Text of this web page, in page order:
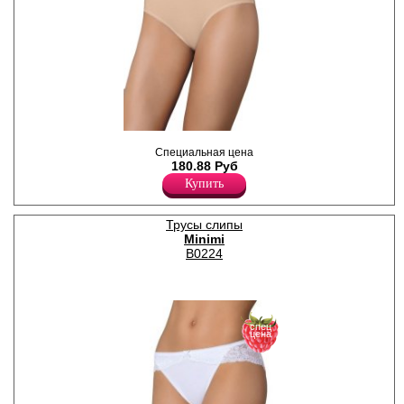
резинкой по поясу и по
ножке. В центре атласный
бантик.
Лайкра 5%
Хлопок 95%
Специальная цена
180.88 Руб
Купить
Трусы слипы
Minimi
B0224
спец
цена